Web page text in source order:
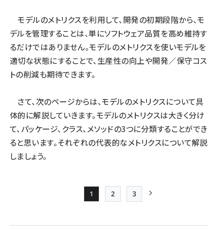
モデルのメトリクスを利用して、開発の初期段階から、モ
デルを管理することは、単にソフトウェア品質を高め維持す
るだけではありません。モデルのメトリクスを使いモデルを
適切な状態にすることで、生産性の向上や開発／保守コス
トの削減も期待できます。
さて、次のページからは、モデルのメトリクスについて具
体的に解説していきます。モデルのメトリクスは大きく分け
て、パッケージ、クラス、メソッドの3つに分類することができ
ると思います。それぞれの代表的なメトリクスについて解説
しましょう。
Page
1
Page
2
Page
3